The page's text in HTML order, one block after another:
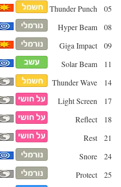
05
Thunder Punch
08
Hyper Beam
09
Giga Impact
11
Solar Beam
14
Thunder Wave
17
Light Screen
18
Reflect
21
Rest
24
Snore
25
Protect